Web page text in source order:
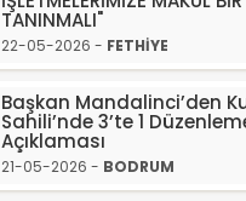
TANINMALI"
22-05-2026 - FETHİYE
Başkan Mandalinci’den
Sahili’nde 3’te 1
Açıklaması
21-05-2026 - BODRUM